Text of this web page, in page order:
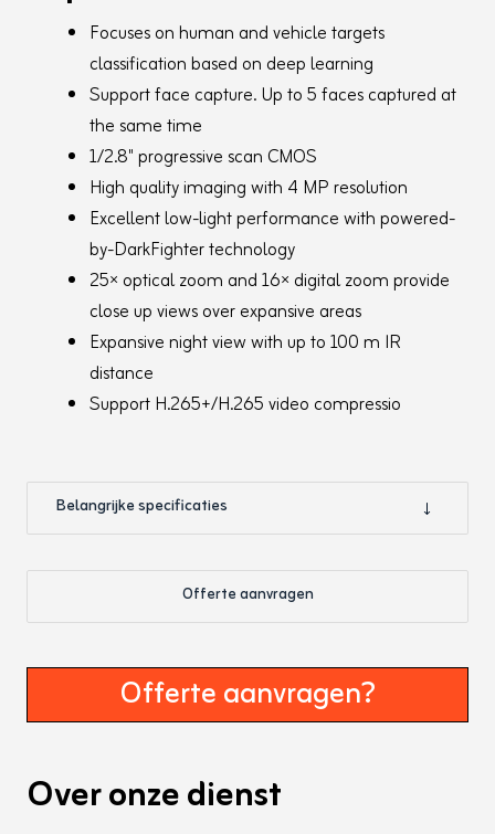
Focuses on human and vehicle targets
classification based on deep learning
Support face capture. Up to 5 faces captured at
the same time
1/2.8" progressive scan CMOS
High quality imaging with 4 MP resolution
Excellent low-light performance with powered-
by-DarkFighter technology
25× optical zoom and 16× digital zoom provide
close up views over expansive areas
Expansive night view with up to 100 m IR
distance
Support H.265+/H.265 video compressio
Belangrijke specificaties
Offerte aanvragen
Productnaam
Hikvision PTZ 25x Zoom
4 Megapixel
Max. Resolution2560 × 1440
Min. IlluminationColor: 0.005 Lux @ (F1.6, AGC
Offerte aanvragen?
Over onze dienst